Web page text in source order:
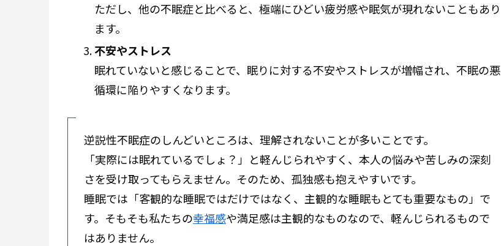
ただし、他の不眠症と比べると、極端にひどい疲労感や眠気が現れないこともあり
ます。
不安やストレス
眠れていないと感じることで、眠りに対する不安やストレスが増幅され、不眠の悪
循環に陥りやすくなります。
逆説性不眠症のしんどいところは、理解されないことが多いことです。
「実際には眠れているでしょ？」と軽んじられやすく、本人の悩みや苦しみの深刻
さを受け取ってもらえません。そのため、孤独感も抱えやすいです。
睡眠では「客観的な睡眠ではだけではなく、主観的な睡眠もとても重要なもの」で
す。そもそも私たちの幸福感や満足感は主観的なものなので、軽んじられるもので
はありません。